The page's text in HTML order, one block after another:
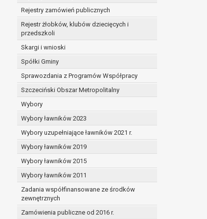
Rejestry zamówień publicznych
Rejestr żłobków, klubów dziecięcych i
przedszkoli
Skargi i wnioski
Spółki Gminy
Sprawozdania z Programów Współpracy
Szczeciński Obszar Metropolitalny
Wybory
Wybory ławników 2023
Wybory uzupełniające ławników 2021 r.
Wybory ławników 2019
Wybory ławników 2015
Wybory ławników 2011
Zadania współfinansowane ze środków
zewnętrznych
Zamówienia publiczne od 2016 r.